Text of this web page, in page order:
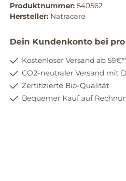
Produktnummer: 540562
Hersteller: Natracare
Dein Kundenkonto bei pro
Kostenloser Versand ab
CO2-neutraler Versand mit
Zertifizierte Bio-Qualität
Bequemer Kauf auf